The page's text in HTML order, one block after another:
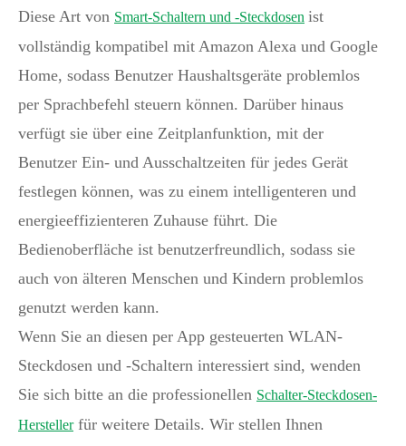
Diese Art von Smart-Schaltern und -Steckdosen ist
vollständig kompatibel mit Amazon Alexa und Google
Home, sodass Benutzer Haushaltsgeräte problemlos
per Sprachbefehl steuern können. Darüber hinaus
verfügt sie über eine Zeitplanfunktion, mit der
Benutzer Ein- und Ausschaltzeiten für jedes Gerät
festlegen können, was zu einem intelligenteren und
energieeffizienteren Zuhause führt. Die
Bedienoberfläche ist benutzerfreundlich, sodass sie
auch von älteren Menschen und Kindern problemlos
genutzt werden kann.
Wenn Sie an diesen per App gesteuerten WLAN-
Steckdosen und -Schaltern interessiert sind, wenden
Sie sich bitte an die professionellen Schalter-Steckdosen-
Herstellerfür weitere Details. Wir stellen Ihnen